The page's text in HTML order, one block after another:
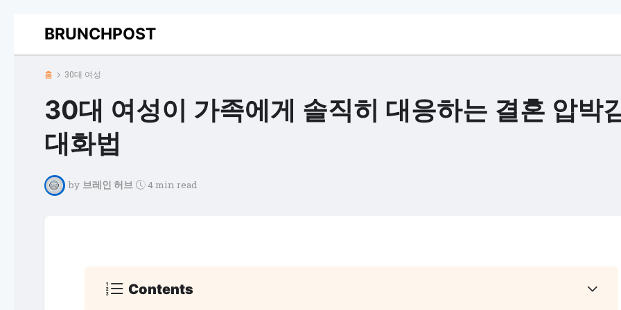
BRUNCHPOST
홈 30대 여성
30대 여성이 가족에게 솔직히 대응하는 결혼 압박
대화법
by 브레인 허브 4 min read
Contents